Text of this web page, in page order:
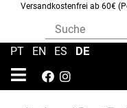
Versandkostenfrei ab 60€
PT EN ES DE